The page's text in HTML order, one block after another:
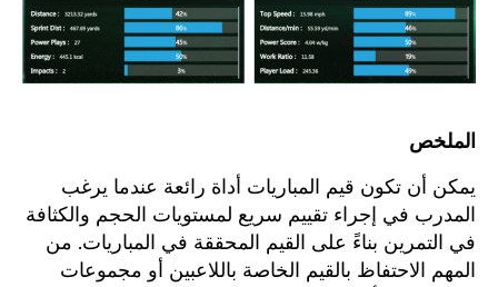
الملخص
يمكن أن تكون قيم المباريات أداة رائعة عندما يرغب
المدرب في إجراء تقييم سريع لمستويات الحجم والكثافة
في التمرين بناءً على القيم المحققة في المباريات. من
المهم الاحتفاظ بالقيم الخاصة باللاعبين أو مجموعات